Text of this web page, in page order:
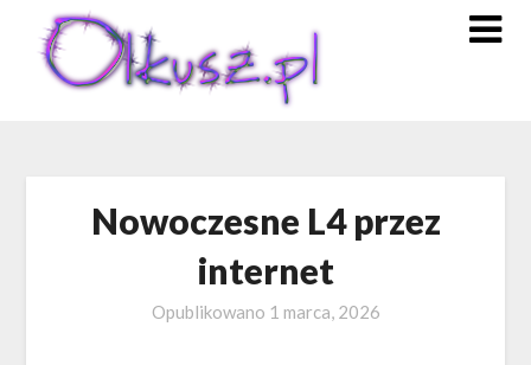
content
Nowoczesne L4 przez
internet
Opublikowano 1 marca, 2026